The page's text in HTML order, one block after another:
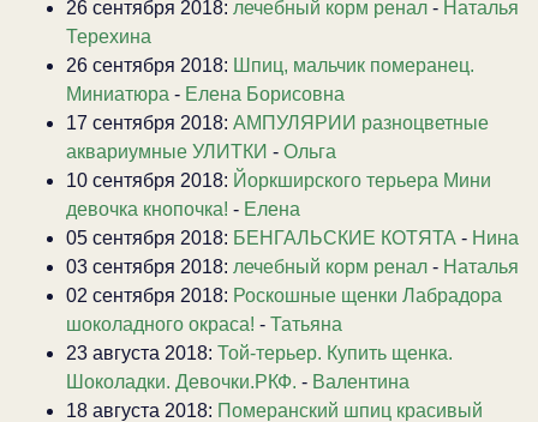
26 сентября 2018: лечебный корм ренал - Наталья
Терехина
26 сентября 2018: Шпиц, мальчик померанец.
Миниатюра - Елена Борисовна
17 сентября 2018: АМПУЛЯРИИ разноцветные
аквариумные УЛИТКИ - Ольга
10 сентября 2018: Йоркширского терьера Мини
девочка кнопочка! - Елена
05 сентября 2018: БЕНГАЛЬСКИЕ КОТЯТА - Нина
03 сентября 2018: лечебный корм ренал - Наталья
02 сентября 2018: Роскошные щенки Лабрадора
шоколадного окраса! - Татьяна
23 августа 2018: Той-терьер. Купить щенка.
Шоколадки. Девочки.РКФ. - Валентина
18 августа 2018: Померанский шпиц красивый